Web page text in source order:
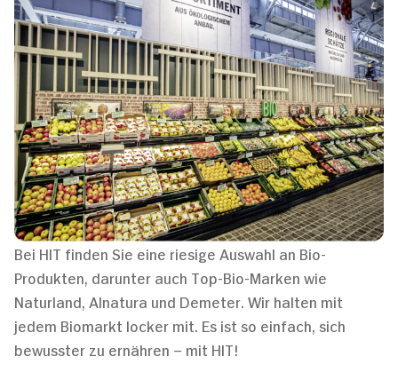
Bei HIT finden Sie eine riesige Auswahl an Bio-
Produkten, darunter auch Top-Bio-Marken wie
Naturland, Alnatura und Demeter. Wir halten mit
jedem Biomarkt locker mit. Es ist so einfach, sich
bewusster zu ernähren – mit HIT!